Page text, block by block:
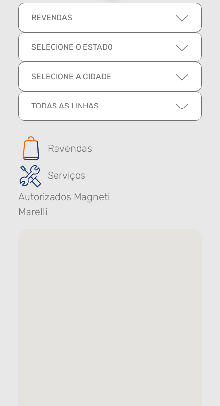
REVENDAS
SELECIONE O ESTADO
SELECIONE A CIDADE
TODAS AS LINHAS
Revendas
Serviços
Autorizados Magneti
Marelli